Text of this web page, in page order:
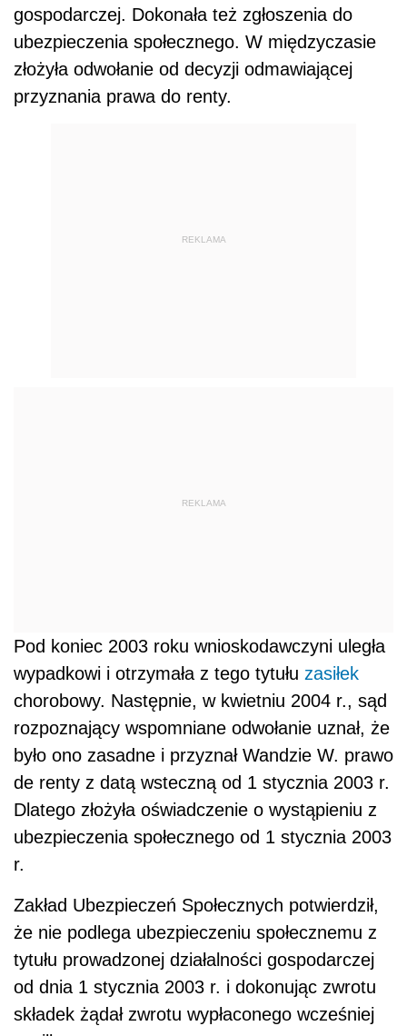
gospodarczej. Dokonała też zgłoszenia do
ubezpieczenia społecznego. W międzyczasie
złożyła odwołanie od decyzji odmawiającej
przyznania prawa do renty.
REKLAMA
REKLAMA
Pod koniec 2003 roku wnioskodawczyni uległa
wypadkowi i otrzymała z tego tytułu zasiłek
chorobowy. Następnie, w kwietniu 2004 r., sąd
rozpoznający wspomniane odwołanie uznał, że
było ono zasadne i przyznał Wandzie W. prawo
de renty z datą wsteczną od 1 stycznia 2003 r.
Dlatego złożyła oświadczenie o wystąpieniu z
ubezpieczenia społecznego od 1 stycznia 2003
r.
Zakład Ubezpieczeń Społecznych potwierdził,
że nie podlega ubezpieczeniu społecznemu z
tytułu prowadzonej działalności gospodarczej
od dnia 1 stycznia 2003 r. i dokonując zwrotu
składek żądał zwrotu wypłaconego wcześniej